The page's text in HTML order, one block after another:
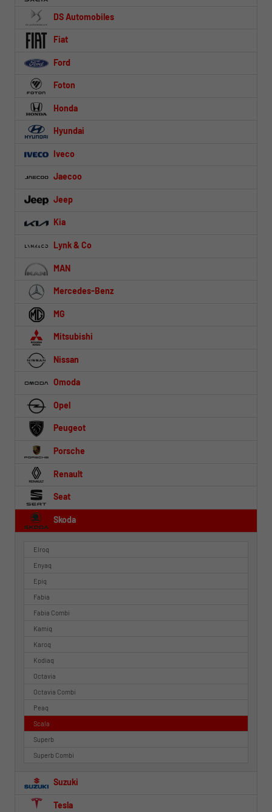
DS Automobiles
Fiat
Ford
Foton
Honda
Hyundai
Iveco
Jaecoo
Jeep
Kia
Lynk & Co
MAN
Mercedes-Benz
MG
Mitsubishi
Nissan
Omoda
Opel
Peugeot
Porsche
Renault
Seat
Skoda
Elroq
Enyaq
Epiq
Fabia
Fabia Combi
Kamiq
Karoq
Kodiaq
Octavia
Octavia Combi
Peaq
Scala
Superb
Superb Combi
Suzuki
Tesla